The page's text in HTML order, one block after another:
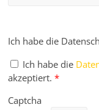
Ich habe die
Ich habe die
akzeptiert. *
Captcha